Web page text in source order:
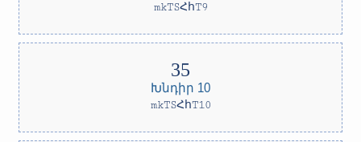
mkTSՀհT9
Խնդիր 10
mkTSՀհT10